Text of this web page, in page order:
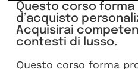
Questo corso forma
d’acquisto
Acquisirai
contesti di lusso.
Questo corso forma